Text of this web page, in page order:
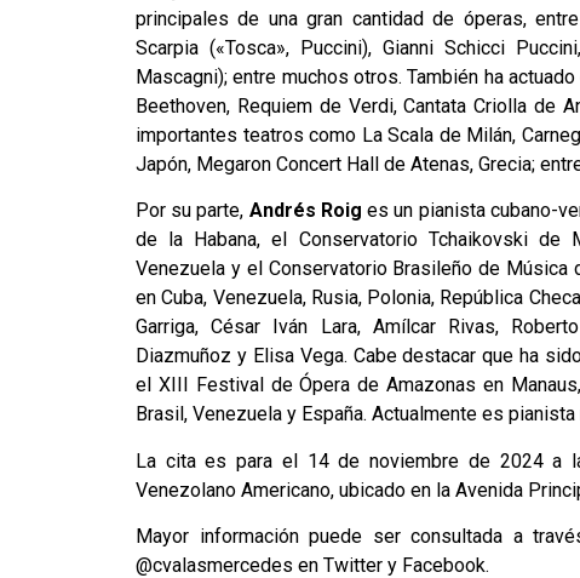
principales de una gran cantidad de óperas,
Scarpia («Tosca», Puccini), Gianni Schicci
Mascagni); entre muchos otros. También ha
Beethoven, Requiem de Verdi, Cantata Criolla de
importantes teatros como La Scala de Milán,
Japón, Megaron Concert Hall de Atenas, Grecia;
Por su parte, Andrés Roig es un pianista cubano-
de la Habana, el Conservatorio Tchaikovski de
Venezuela y el Conservatorio Brasileño de
en Cuba, Venezuela, Rusia, Polonia, República
Garriga, César Iván Lara, Amílcar Rivas,
Diazmuñoz y Elisa Vega. Cabe destacar que ha
el XIII Festival de Ópera de Amazonas en
Brasil, Venezuela y España. Actualmente es
La cita es para el 14 de noviembre de 2024 a
Venezolano Americano, ubicado en la Avenida
Mayor información puede ser consultada a
@cvalasmercedes en Twitter y Facebook.